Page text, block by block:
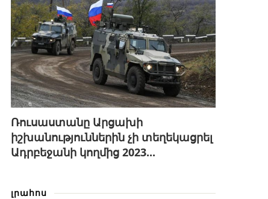
Ռուսաստանը Արցախի
իշխանություններին չի տեղեկացրել
Ադրբեջանի կողմից 2023...
լրահոս